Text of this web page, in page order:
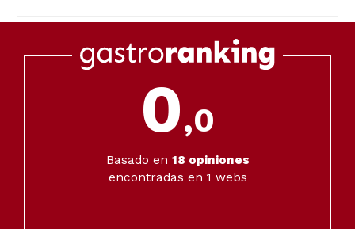
0,0
Basado en 18 opiniones
encontradas en 1 webs